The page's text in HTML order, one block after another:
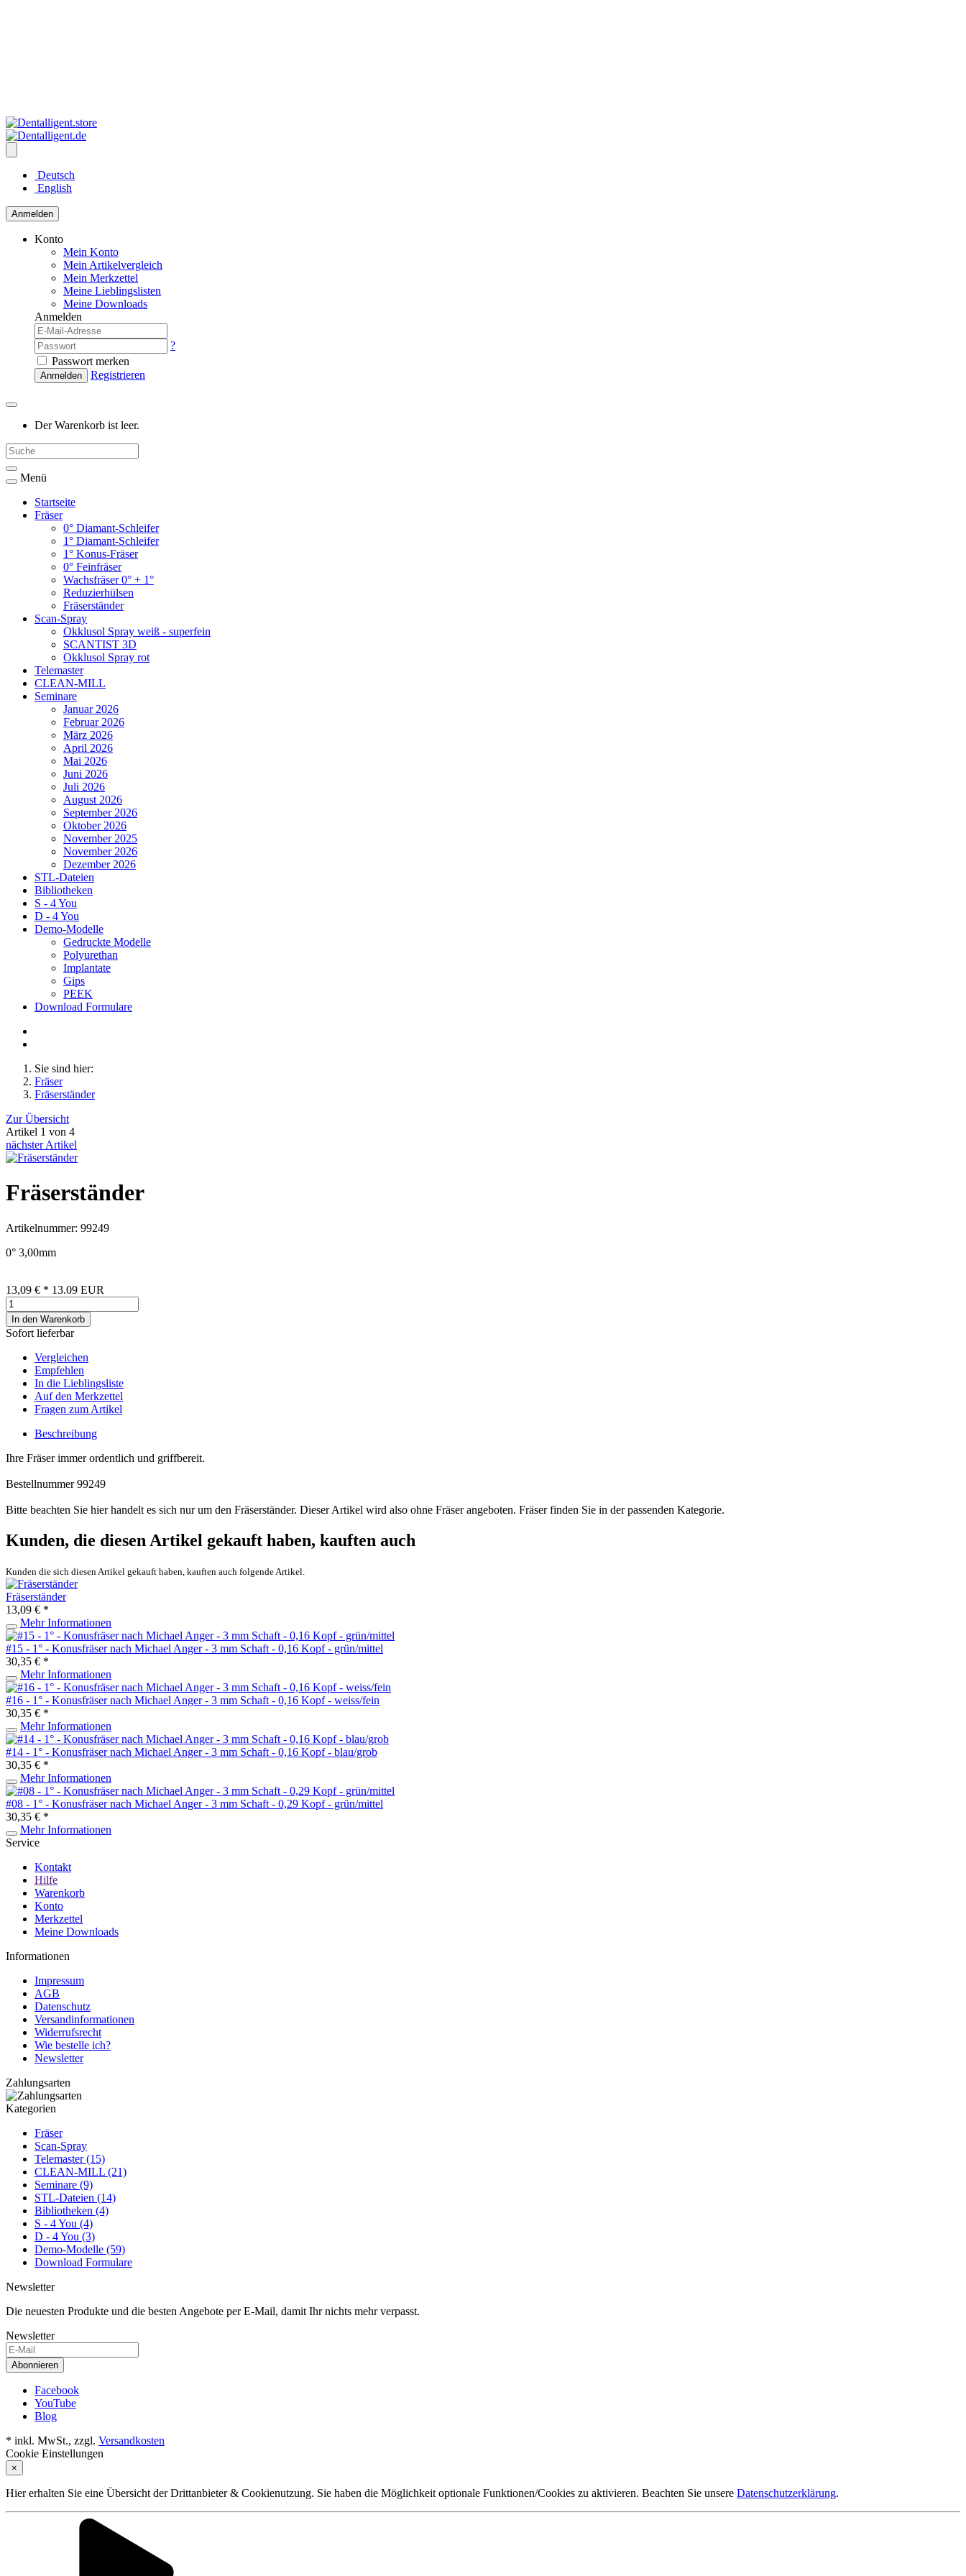
Deutsch
English
Anmelden
Konto
Mein Konto
Mein Artikelvergleich
Mein Merkzettel
Meine Lieblingslisten
Meine Downloads
Anmelden
?
Passwort merken
Anmelden Registrieren
Der Warenkorb ist leer.
Menü
Startseite
Fräser
0° Diamant-Schleifer
1° Diamant-Schleifer
1° Konus-Fräser
0° Feinfräser
Wachsfräser 0° + 1°
Reduzierhülsen
Fräserständer
Scan-Spray
Okklusol Spray weiß - superfein
SCANTIST 3D
Okklusol Spray rot
Telemaster
CLEAN-MILL
Seminare
Januar 2026
Februar 2026
März 2026
April 2026
Mai 2026
Juni 2026
Juli 2026
August 2026
September 2026
Oktober 2026
November 2025
November 2026
Dezember 2026
STL-Dateien
Bibliotheken
S - 4 You
D - 4 You
Demo-Modelle
Gedruckte Modelle
Polyurethan
Implantate
Gips
PEEK
Download Formulare
Sie sind hier:
Fräser
Fräserständer
Zur Übersicht
Artikel 1 von 4
nächster Artikel
Fräserständer
Artikelnummer: 99249
0° 3,00mm
13,09 € * 13.09 EUR
In den Warenkorb
Sofort lieferbar
Vergleichen
Empfehlen
In die Lieblingsliste
Auf den Merkzettel
Fragen zum Artikel
Beschreibung
Ihre Fräser immer ordentlich und griffbereit.
Bestellnummer 99249
Bitte beachten Sie hier handelt es sich nur um den Fräserständer. Dieser Artikel wird also ohne Fräser angeboten. Fräser finden Sie in der passenden Kategorie.
Kunden, die diesen Artikel gekauft haben, kauften auch
Kunden die sich diesen Artikel gekauft haben, kauften auch folgende Artikel.
Fräserständer
13,09 € *
Mehr Informationen
#15 - 1° - Konusfräser nach Michael Anger - 3 mm Schaft - 0,16 Kopf - grün/mittel
30,35 € *
Mehr Informationen
#16 - 1° - Konusfräser nach Michael Anger - 3 mm Schaft - 0,16 Kopf - weiss/fein
30,35 € *
Mehr Informationen
#14 - 1° - Konusfräser nach Michael Anger - 3 mm Schaft - 0,16 Kopf - blau/grob
30,35 € *
Mehr Informationen
#08 - 1° - Konusfräser nach Michael Anger - 3 mm Schaft - 0,29 Kopf - grün/mittel
30,35 € *
Mehr Informationen
Service
Kontakt
Hilfe
Warenkorb
Konto
Merkzettel
Meine Downloads
Informationen
Impressum
AGB
Datenschutz
Versandinformationen
Widerrufsrecht
Wie bestelle ich?
Newsletter
Zahlungsarten
Kategorien
Fräser
Scan-Spray
Telemaster (15)
CLEAN-MILL (21)
Seminare (9)
STL-Dateien (14)
Bibliotheken (4)
S - 4 You (4)
D - 4 You (3)
Demo-Modelle (59)
Download Formulare
Newsletter
Die neuesten Produkte und die besten Angebote per E-Mail, damit Ihr nichts mehr verpasst.
Newsletter
Abonnieren
Facebook
YouTube
Blog
* inkl. MwSt., zzgl. Versandkosten
Cookie Einstellungen
×
Hier erhalten Sie eine Übersicht der Drittanbieter & Cookienutzung. Sie haben die Möglichkeit optionale Funktionen/Cookies zu aktivieren. Beachten Sie unsere Datenschutzerklärung.